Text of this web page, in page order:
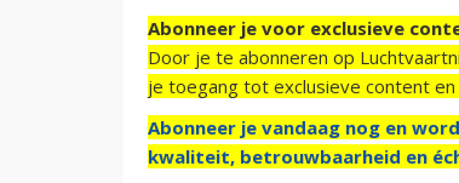
Abonneer je voor exclusieve
Door je te abonneren op
je toegang tot exclusieve content
Abonneer je vandaag nog en
kwaliteit, betrouwbaarheid en